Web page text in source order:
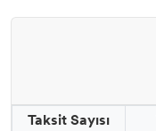
Taksit Sayısı